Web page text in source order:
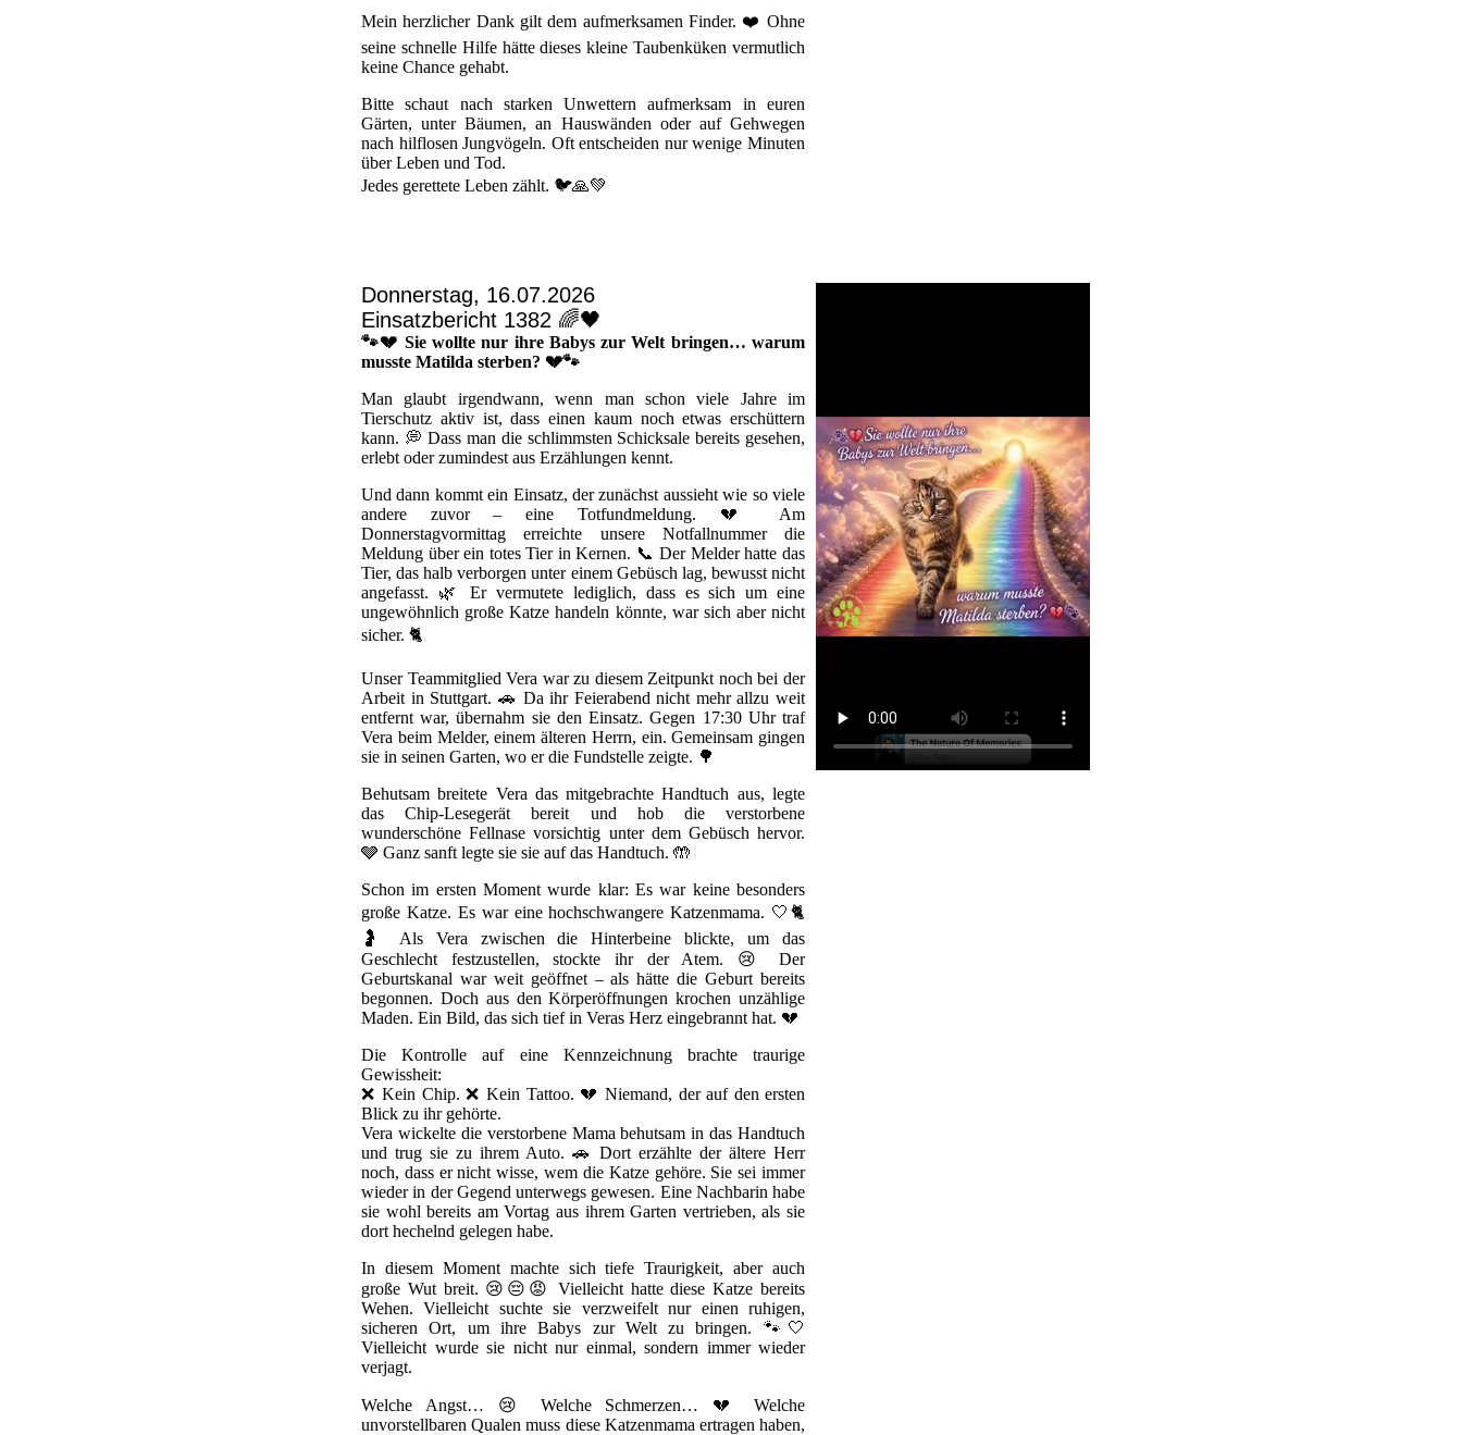
Mein herzlicher Dank gilt dem aufmerksamen Finder. ❤️ Ohne
seine schnelle Hilfe hätte dieses kleine Taubenküken vermutlich
keine Chance gehabt.
Bitte schaut nach starken Unwettern aufmerksam in euren
Gärten, unter Bäumen, an Hauswänden oder auf Gehwegen
nach hilflosen Jungvögeln. Oft entscheiden nur wenige Minuten
über Leben und Tod.
Jedes gerettete Leben zählt. 🐦🙏💚
Donnerstag, 16.07.2026
Einsatzbericht 1382 🌈🖤
🐾💔 Sie wollte nur ihre Babys zur Welt bringen… warum
musste Matilda sterben? 💔🐾
Man glaubt irgendwann, wenn man schon viele Jahre im
Tierschutz aktiv ist, dass einen kaum noch etwas erschüttern
kann. 💭 Dass man die schlimmsten Schicksale bereits gesehen,
erlebt oder zumindest aus Erzählungen kennt.
Und dann kommt ein Einsatz, der zunächst aussieht wie so viele
andere zuvor – eine Totfundmeldung. 💔 Am
Donnerstagvormittag erreichte unsere Notfallnummer die
Meldung über ein totes Tier in Kernen. 📞 Der Melder hatte das
Tier, das halb verborgen unter einem Gebüsch lag, bewusst nicht
angefasst. 🌿 Er vermutete lediglich, dass es sich um eine
ungewöhnlich große Katze handeln könnte, war sich aber nicht
sicher. 🐈
Unser Teammitglied Vera war zu diesem Zeitpunkt noch bei der
Arbeit in Stuttgart. 🚗 Da ihr Feierabend nicht mehr allzu weit
entfernt war, übernahm sie den Einsatz. Gegen 17:30 Uhr traf
Vera beim Melder, einem älteren Herrn, ein. Gemeinsam gingen
sie in seinen Garten, wo er die Fundstelle zeigte. 🌳
Behutsam breitete Vera das mitgebrachte Handtuch aus, legte
das Chip-Lesegerät bereit und hob die verstorbene
wunderschöne Fellnase vorsichtig unter dem Gebüsch hervor.
🩶 Ganz sanft legte sie sie auf das Handtuch. 🤲
Schon im ersten Moment wurde klar: Es war keine besonders
große Katze. Es war eine hochschwangere Katzenmama. 🤍🐈
🤰 Als Vera zwischen die Hinterbeine blickte, um das
Geschlecht festzustellen, stockte ihr der Atem. 😢 Der
Geburtskanal war weit geöffnet – als hätte die Geburt bereits
begonnen. Doch aus den Körperöffnungen krochen unzählige
Maden. Ein Bild, das sich tief in Veras Herz eingebrannt hat. 💔
Die Kontrolle auf eine Kennzeichnung brachte traurige
Gewissheit:
❌ Kein Chip. ❌ Kein Tattoo. 💔 Niemand, der auf den ersten
Blick zu ihr gehörte.
Vera wickelte die verstorbene Mama behutsam in das Handtuch
und trug sie zu ihrem Auto. 🚗 Dort erzählte der ältere Herr
noch, dass er nicht wisse, wem die Katze gehöre. Sie sei immer
wieder in der Gegend unterwegs gewesen. Eine Nachbarin habe
sie wohl bereits am Vortag aus ihrem Garten vertrieben, als sie
dort hechelnd gelegen habe.
In diesem Moment machte sich tiefe Traurigkeit, aber auch
große Wut breit. 😢😔😡 Vielleicht hatte diese Katze bereits
Wehen. Vielleicht suchte sie verzweifelt nur einen ruhigen,
sicheren Ort, um ihre Babys zur Welt zu bringen. 🐾🤍
Vielleicht wurde sie nicht nur einmal, sondern immer wieder
verjagt.
Welche Angst… 😢 Welche Schmerzen… 💔 Welche
unvorstellbaren Qualen muss diese Katzenmama ertragen haben,